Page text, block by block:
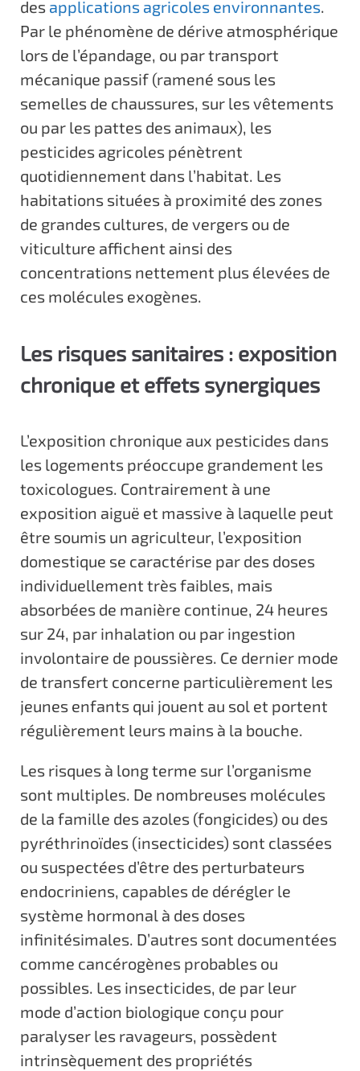
des applications agricoles environnantes.
Par le phénomène de dérive atmosphérique
lors de l’épandage, ou par transport
mécanique passif (ramené sous les
semelles de chaussures, sur les vêtements
ou par les pattes des animaux), les
pesticides agricoles pénètrent
quotidiennement dans l’habitat. Les
habitations situées à proximité des zones
de grandes cultures, de vergers ou de
viticulture affichent ainsi des
concentrations nettement plus élevées de
ces molécules exogènes.
Les risques sanitaires : exposition
chronique et effets synergiques
L’exposition chronique aux pesticides dans
les logements préoccupe grandement les
toxicologues. Contrairement à une
exposition aiguë et massive à laquelle peut
être soumis un agriculteur, l’exposition
domestique se caractérise par des doses
individuellement très faibles, mais
absorbées de manière continue, 24 heures
sur 24, par inhalation ou par ingestion
involontaire de poussières. Ce dernier mode
de transfert concerne particulièrement les
jeunes enfants qui jouent au sol et portent
régulièrement leurs mains à la bouche.
Les risques à long terme sur l’organisme
sont multiples. De nombreuses molécules
de la famille des azoles (fongicides) ou des
pyréthrinoïdes (insecticides) sont classées
ou suspectées d’être des perturbateurs
endocriniens, capables de dérégler le
système hormonal à des doses
infinitésimales. D’autres sont documentées
comme cancérogènes probables ou
possibles. Les insecticides, de par leur
mode d’action biologique conçu pour
paralyser les ravageurs, possèdent
intrinsèquement des propriétés